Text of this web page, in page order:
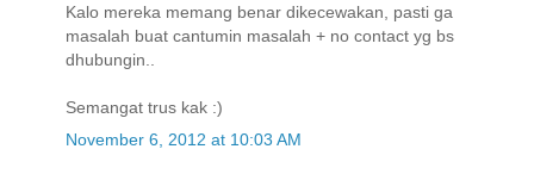
Kalo mereka memang benar dikecewakan, pasti ga
masalah buat cantumin masalah + no contact yg bs
dhubungin..
Semangat trus kak :)
November 6, 2012 at 10:03 AM